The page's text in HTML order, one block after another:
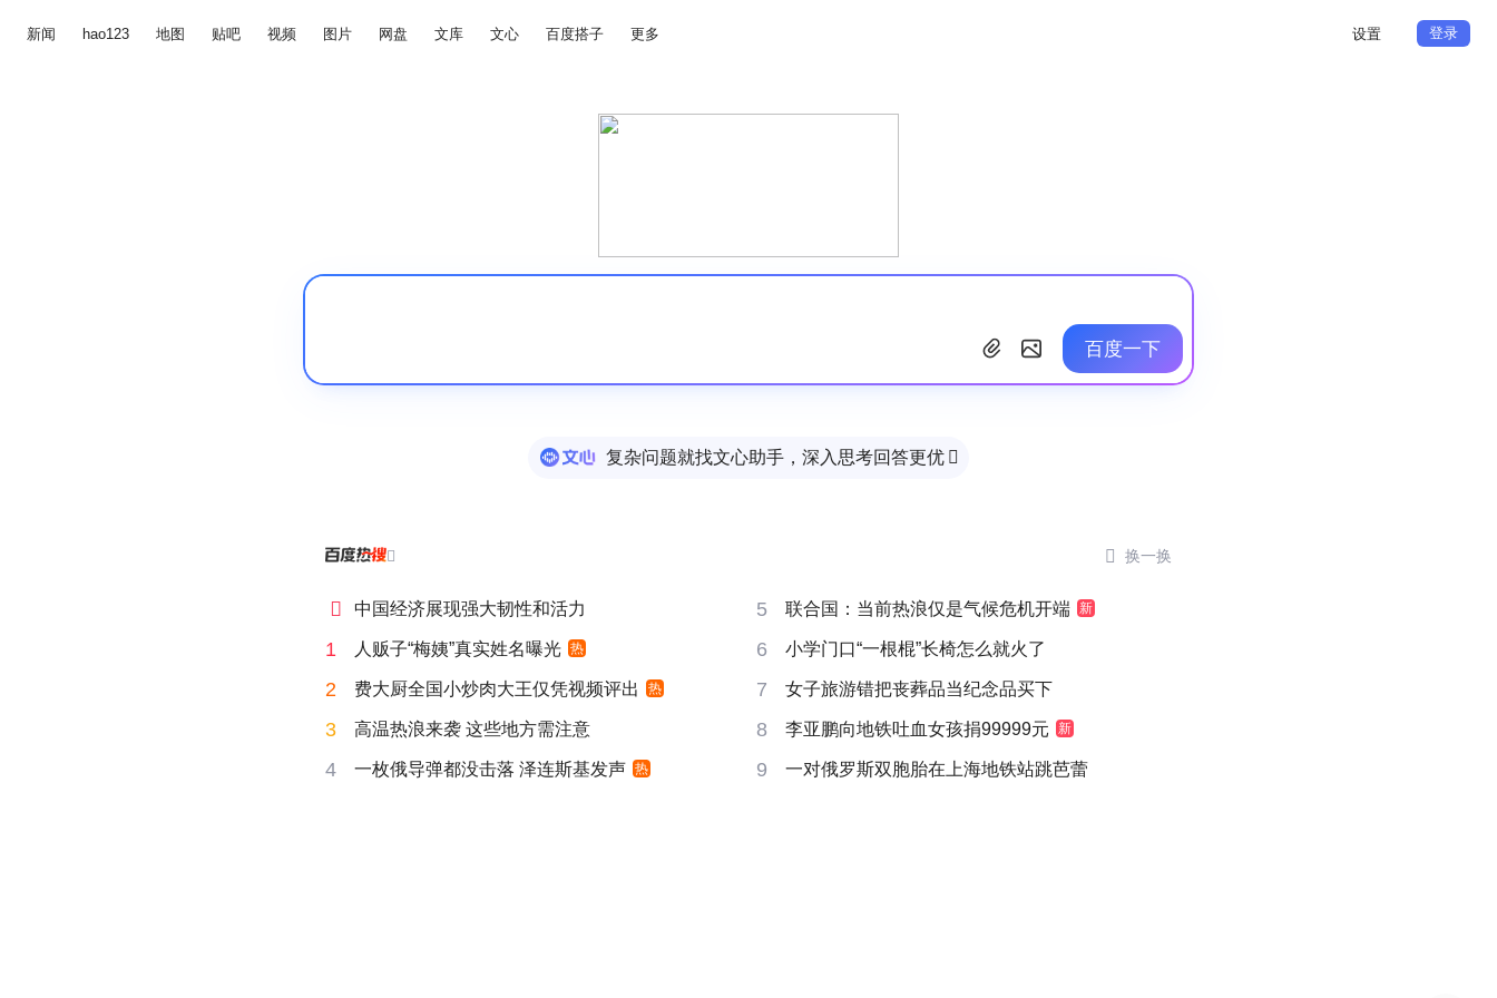
新闻 hao123 地图 贴吧 视频 图片 网盘 文库 文心 百度搭子 更多 设置 登录
百度一下
复杂问题就找文心助手，深入思考回答更优 
  换一换
 中国经济展现强大韧性和活力 5 联合国：当前热浪仅是气候危机开端 新
1 人贩子“梅姨”真实姓名曝光 热 6 小学门口“一根棍”长椅怎么就火了
2 费大厨全国小炒肉大王仅凭视频评出 热 7 女子旅游错把丧葬品当纪念品买下
3 高温热浪来袭 这些地方需注意 8 李亚鹏向地铁吐血女孩捐99999元 新
4 一枚俄导弹都没击落 泽连斯基发声 热 9 一对俄罗斯双胞胎在上海地铁站跳芭蕾